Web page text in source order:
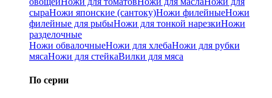
сыраНожи японские (сантоку)Ножи филейныеНожи
филейные для рыбыНожи для тонкой нарезкиНожи
разделочные
Ножи обвалочныеНожи для хлебаНожи для рубки
мясаНожи для стейкаВилки для мяса
По серии